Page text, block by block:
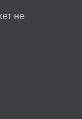
не